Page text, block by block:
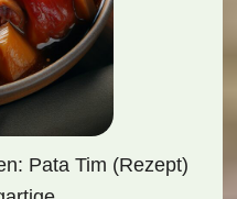
Pata Tim (Rezept)